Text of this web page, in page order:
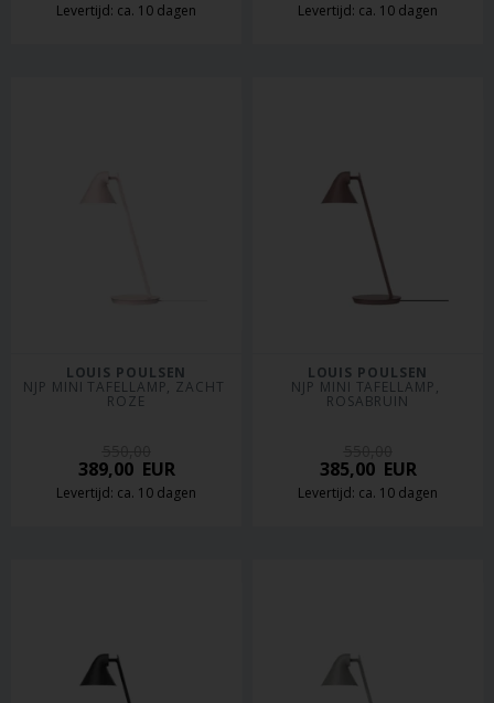
Levertijd: ca. 10 dagen Levertijd: ca. 10 dagen
LOUIS POULSEN
NJP MINI TAFELLAMP, ZACHT
ROZE
389,00EUR
Levertijd: ca. 10 dagen
LOUIS POULSEN
NJP MINI TAFELLAMP,
ROSABRUIN
385,00EUR
Levertijd: ca. 10 dagen